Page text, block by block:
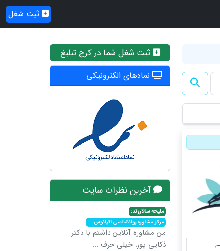
ثبت شغل
ثبت شغل شما در کرج تبلیغ
نمادهای الکترونیکی
آخرین نظرات سایت
ملیحه سالاروند:
مرکز مشاوره روانشناسی اقیانوس...
من مشاوره آنلاین داشتم با دکتر
ذکایی پور. خیلی حرف ...